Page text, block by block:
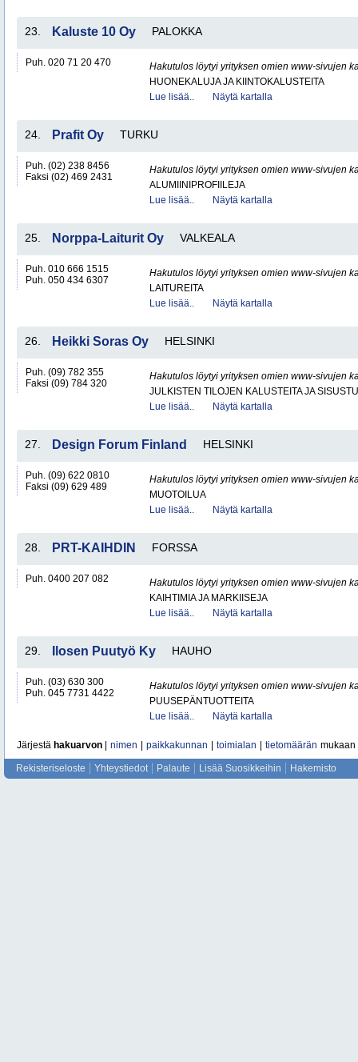
23. Kaluste 10 Oy PALOKKA
Puh. 020 71 20 470
Hakutulos löytyi yrityksen omien www-sivujen
HUONEKALUJA JA KIINTOKALUSTEITA
Lue lisää..
Näytä kartalla
24. Prafit Oy TURKU
Puh. (02) 238 8456
Faksi (02) 469 2431
Hakutulos löytyi yrityksen omien www-sivujen
ALUMIINIPROFIILEJA
Lue lisää..
Näytä kartalla
25. Norppa-Laiturit Oy VALKEALA
Puh. 010 666 1515
Puh. 050 434 6307
Hakutulos löytyi yrityksen omien www-sivujen
LAITUREITA
Lue lisää..
Näytä kartalla
26. Heikki Soras Oy HELSINKI
Puh. (09) 782 355
Faksi (09) 784 320
Hakutulos löytyi yrityksen omien www-sivujen
JULKISTEN TILOJEN KALUSTEITA JA
Lue lisää..
Näytä kartalla
27. Design Forum Finland HELSINKI
Puh. (09) 622 0810
Faksi (09) 629 489
Hakutulos löytyi yrityksen omien www-sivujen
MUOTOILUA
Lue lisää..
Näytä kartalla
28. PRT-KAIHDIN FORSSA
Puh. 0400 207 082
Hakutulos löytyi yrityksen omien www-sivujen
KAIHTIMIA JA MARKIISEJA
Lue lisää..
Näytä kartalla
29. Ilosen Puutyö Ky HAUHO
Puh. (03) 630 300
Puh. 045 7731 4422
Hakutulos löytyi yrityksen omien www-sivujen
PUUSEPÄNTUOTTEITA
Lue lisää..
Näytä kartalla
Järjestä hakuarvon nimen paikkakunnan toimialan tietomäärän mukaan
Rekisteriseloste Yhteystiedot Palaute Lisää Suosikkeihin Hakemisto